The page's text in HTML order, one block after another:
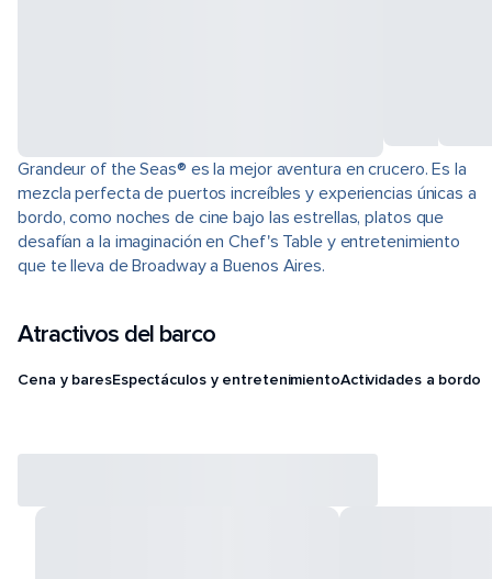
Grandeur of the Seas® es la mejor aventura en crucero. Es la
mezcla perfecta de puertos increíbles y experiencias únicas a
bordo, como noches de cine bajo las estrellas, platos que
desafían a la imaginación en Chef's Table y entretenimiento
que te lleva de Broadway a Buenos Aires.
Atractivos del barco
Cena y baresEspectáculos y entretenimientoActividades a bordo